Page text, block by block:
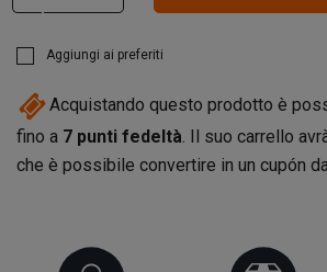
Aggiungi ai preferiti
Acquistando questo prodotto è
fino a 7 punti fedeltà. Il suo carrello
che è possibile convertire in un cupón